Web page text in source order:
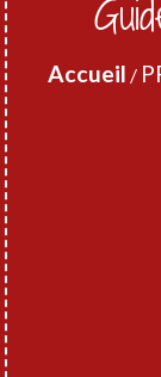
Accueil /